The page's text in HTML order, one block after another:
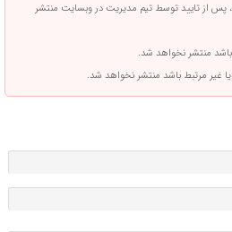
از تایید توسط تیم مدیریت در وبسایت منتشر
منتشر نخواهد شد.
غیر مرتبط باشد منتشر نخواهد شد.